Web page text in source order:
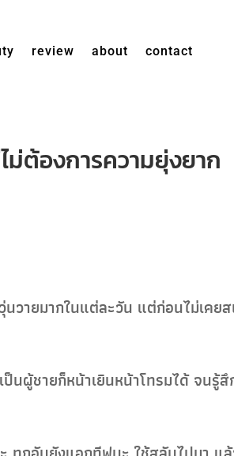
review about contact
ต้องการความยุ่งยาก
ยมากในแต่ละวัน แต่ก่อนไม่เคยส
ผู้ชายก็หน้าเยินหน้าโทรมได้ จนรู้